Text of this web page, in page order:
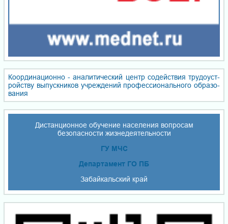
Координационно - ана­ли­ти­чес­кий центр со­дей­ствия тру­до­уст­
ройст­ву вы­пуск­ни­ков уч­реж­де­ний про­фес­сио­наль­но­го об­ра­зо­
ва­ния
Дистанционное обучение населения вопросам
безопасности жизнедеятельности
ГУ МЧС
Департамент ГО ПБ
Забайкальский край